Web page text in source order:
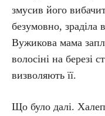
змусив його
безумовно,
Вужикова мама
волосіні на березі
визволяють її.
Що було далі.